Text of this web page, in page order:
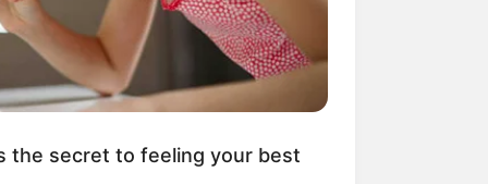
10 Kalimat Baper
Bahasa Jawa Ini Bikin
Abis
the secret to feeling your best